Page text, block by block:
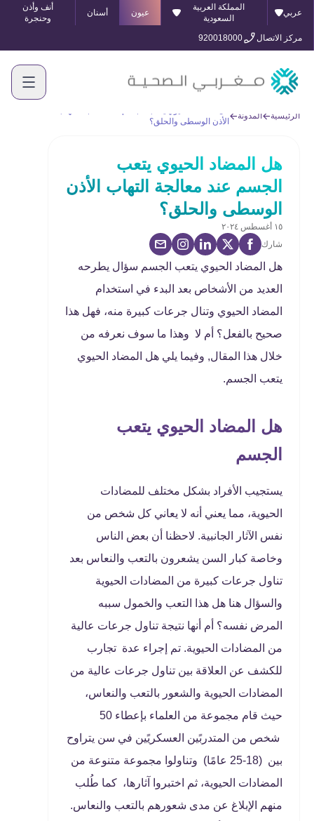
عربي
المملكة العربية
السعودية
عيون أسنان
أنف وأذن
وحنجرة
مركز الاتصال
920018000
الرئيسية المدونة
الأذن الوسطى والحلق؟
هل المضاد الحيوي يتعب
الجسم عند معالجة التهاب الأذن
الوسطى والحلق؟
١٥ أغسطس ٢٠٢٤
شارك
هل المضاد الحيوي يتعب الجسم سؤال يطرحه
العديد من الأشخاص بعد البدء في استخدام
المضاد الحيوي وتنال جرعات كبيرة منه، فهل هذا
صحيح بالفعل؟ أم لا وهذا ما سوف نعرفه من
خلال هذا المقال, وفيما يلي هل المضاد الحيوي
يتعب الجسم.
هل المضاد الحيوي يتعب
الجسم
يستجيب الأفراد بشكل مختلف للمضادات
الحيوية، مما يعني أنه لا يعاني كل شخص من
نفس الآثار الجانبية. لاحظنا أن بعض الناس
وخاصة كبار السن يشعرون بالتعب والنعاس بعد
تناول جرعات كبيرة من المضادات الحيوية
والسؤال هنا هل هذا التعب والخمول سببه
المرض نفسه؟ أم أنها نتيجة تناول جرعات عالية
من المضادات الحيوية. تم إجراء عدة تجارب
للكشف عن العلاقة بين تناول جرعات عالية من
المضادات الحيوية والشعور بالتعب والنعاس،
حيث قام مجموعة من العلماء بإعطاء 50
شخص من المتدربًين العسكريًين في سن يتراوح
بين (18-25 عامًا) وتناولوا مجموعة متنوعة من
المضادات الحيوية، ثم اختبروا آثارها، كما طُلب
منهم الإبلاغ عن مدى شعورهم بالتعب والنعاس.